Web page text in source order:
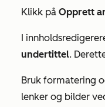
Klikk på Opprett
I
undertittel.
Bruk formatering
lenker og bilder